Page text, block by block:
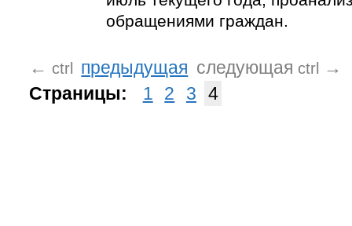
обращениями граждан.
← ctrl предыдущая следующая ctrl
→
Страницы:
1 2 3 4